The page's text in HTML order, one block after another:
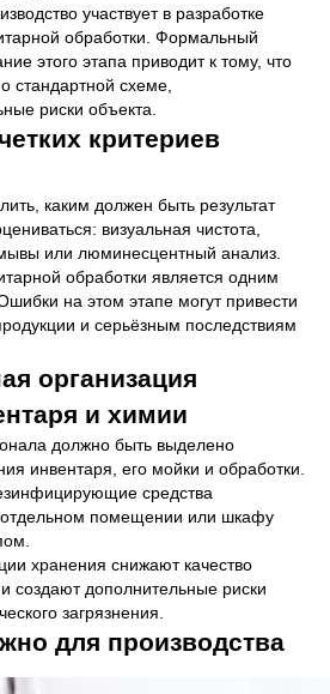
участвует в разработке
обработки. Формальный
этого этапа приводит к тому, что
стандартной схеме,
риски объекта.
критериев
каким должен быть результат
визуальная чистота,
или люминесцентный анализ.
обработки является одним
на этом этапе могут привести
и серьёзным последствиям
организация
и химии
должно быть выделено
инвентаря, его мойки и обработки.
средства
отдельном помещении или шкафу
хранения снижают качество
создают дополнительные риски
загрязнения.
для производства